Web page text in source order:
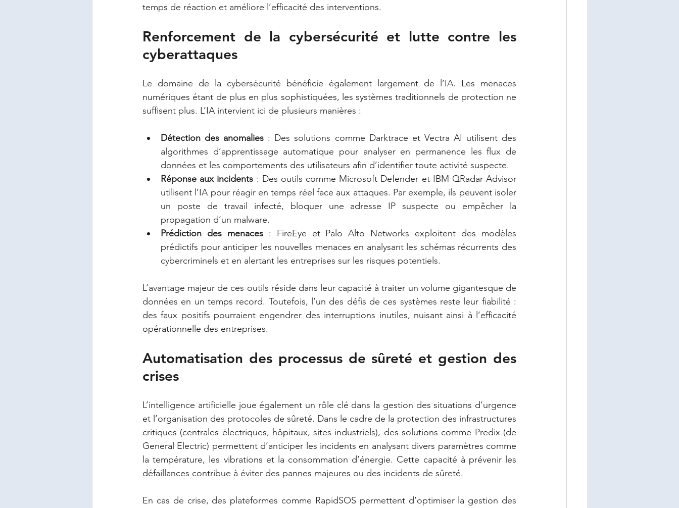
temps de réaction et améliore l’efficacité des interventions.
Renforcement de la cybersécurité et lutte contre les
cyberattaques
Le domaine de la cybersécurité bénéficie également largement de l’IA. Les menaces
numériques étant de plus en plus sophistiquées, les systèmes traditionnels de protection ne
suffisent plus. L’IA intervient ici de plusieurs manières :
Détection des anomalies : Des solutions comme Darktrace et Vectra AI utilisent des
algorithmes d’apprentissage automatique pour analyser en permanence les flux de
données et les comportements des utilisateurs afin d’identifier toute activité suspecte.
Réponse aux incidents : Des outils comme Microsoft Defender et IBM QRadar Advisor
utilisent l’IA pour réagir en temps réel face aux attaques. Par exemple, ils peuvent isoler
un poste de travail infecté, bloquer une adresse IP suspecte ou empêcher la
propagation d’un malware.
Prédiction des menaces : FireEye et Palo Alto Networks exploitent des modèles
prédictifs pour anticiper les nouvelles menaces en analysant les schémas récurrents des
cybercriminels et en alertant les entreprises sur les risques potentiels.
L’avantage majeur de ces outils réside dans leur capacité à traiter un volume gigantesque de
données en un temps record. Toutefois, l’un des défis de ces systèmes reste leur fiabilité :
des faux positifs pourraient engendrer des interruptions inutiles, nuisant ainsi à l’efficacité
opérationnelle des entreprises.
Automatisation des processus de sûreté et gestion des
crises
L’intelligence artificielle joue également un rôle clé dans la gestion des situations d’urgence
et l’organisation des protocoles de sûreté. Dans le cadre de la protection des infrastructures
critiques (centrales électriques, hôpitaux, sites industriels), des solutions comme Predix (de
General Electric) permettent d’anticiper les incidents en analysant divers paramètres comme
la température, les vibrations et la consommation d’énergie. Cette capacité à prévenir les
défaillances contribue à éviter des pannes majeures ou des incidents de sûreté.
En cas de crise, des plateformes comme RapidSOS permettent d’optimiser la gestion des